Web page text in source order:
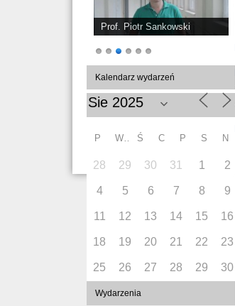
Prof. Piotr Sankowski
Kalendarz wydarzeń
P Ś C P S N
28 29 30 31 1 2
4 5 6 7 8 9
11 12 13 14 15 16
18 19 20 21 22 23
25 26 27 28 29 30
Wydarzenia